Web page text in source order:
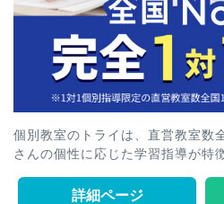
個別教室のトライは、直営教室数
さんの個性に応じた学習指導が特
詳細ページ